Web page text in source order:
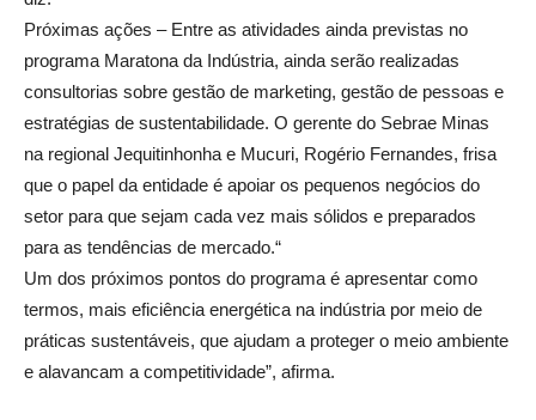
Próximas ações – Entre as atividades ainda previstas no
programa Maratona da Indústria, ainda serão realizadas
consultorias sobre gestão de marketing, gestão de pessoas e
estratégias de sustentabilidade. O gerente do Sebrae Minas
na regional Jequitinhonha e Mucuri, Rogério Fernandes, frisa
que o papel da entidade é apoiar os pequenos negócios do
setor para que sejam cada vez mais sólidos e preparados
para as tendências de mercado.“
Um dos próximos pontos do programa é apresentar como
termos, mais eficiência energética na indústria por meio de
práticas sustentáveis, que ajudam a proteger o meio ambiente
e alavancam a competitividade”, afirma.